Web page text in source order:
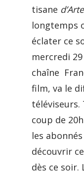
tisane
longtemps
éclater ce
mercredi
chaîne
film, va le
téléviseurs.
coup de
les
découvrir
dès ce soir.